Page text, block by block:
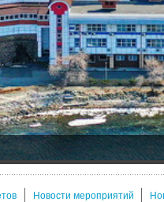
Новости мероприятий